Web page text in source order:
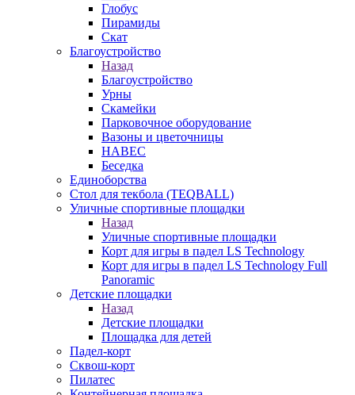
Глобус
Пирамиды
Скат
Благоустройство
Назад
Благоустройство
Урны
Скамейки
Парковочное оборудование
Вазоны и цветочницы
НАВЕС
Беседка
Единоборства
Стол для текбола (TEQBALL)
Уличные спортивные площадки
Назад
Уличные спортивные площадки
Корт для игры в падел LS Technology
Корт для игры в падел LS Technology Full
Panoramic
Детские площадки
Назад
Детские площадки
Площадка для детей
Падел-корт
Сквош-корт
Пилатес